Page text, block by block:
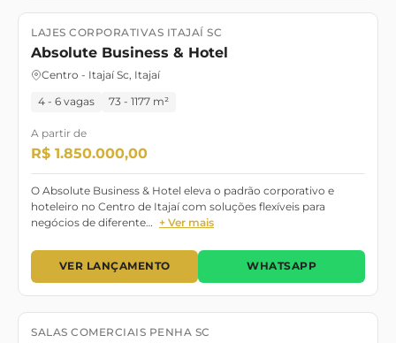
Lançamento Pronto
LAJES CORPORATIVAS ITAJAÍ SC
Absolute Business & Hotel
Centro - Itajaí Sc, Itajaí
4 - 6 vagas 73 - 1177 m²
A partir de
R$ 1.850.000,00
O Absolute Business & Hotel eleva o padrão corporativo e
hoteleiro no Centro de Itajaí com soluções flexíveis para
negócios de diferente… + Ver mais
VER LANÇAMENTO WHATSAPP
Lançamento
SALAS COMERCIAIS PENHA SC